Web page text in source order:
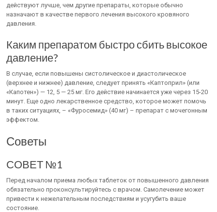
действуют лучше, чем другие препараты, которые обычно
назначают в качестве первого лечения высокого кровяного
давления.
Каким препаратом быстро сбить высокое
давление?
В случае, если повышены систолическое и диастолическое
(верхнее и нижнее) давление, следует принять «Каптоприл» (или
«Капотен») — 12, 5 — 25 мг. Его действие начинается уже через 15-20
минут. Еще одно лекарственное средство, которое может помочь
в таких ситуациях, – «Фуросемид» (40 мг) – препарат с мочегонным
эффектом.
Советы
СОВЕТ №1
Перед началом приема любых таблеток от повышенного давления
обязательно проконсультируйтесь с врачом. Самолечение может
привести к нежелательным последствиям и усугубить ваше
состояние.